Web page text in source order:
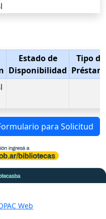
Estado de
Disponibilidad
Tipo de
para Solicitud
Web